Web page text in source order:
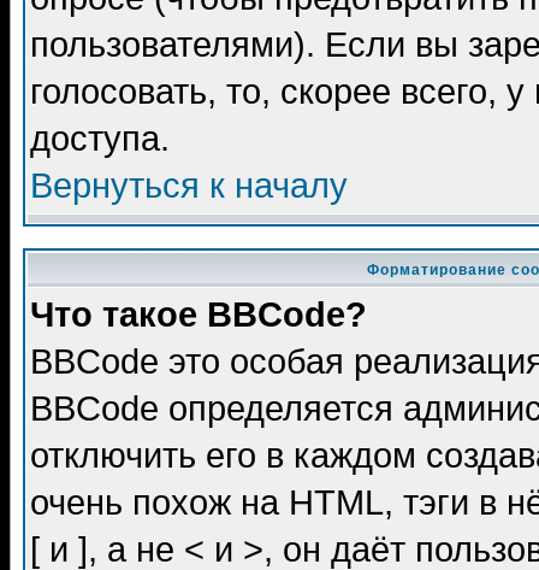
пользователями). Если вы
голосовать, то, скорее всего,
доступа.
Вернуться к началу
Форматирование
Что такое BBCode?
BBCode это особая
BBCode определяется
отключить его в каждом
очень похож на HTML, тэги в
[ и ], а не < и >, он даёт